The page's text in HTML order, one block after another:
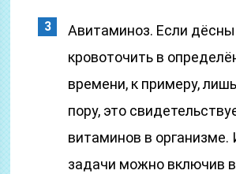
Авитаминоз. Если
кровоточить в
времени, к примеру,
пору, это
витаминов в организме.
задачи можно включив